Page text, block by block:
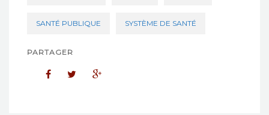
SANTÉ PUBLIQUE SYSTÈME DE SANTÉ
PARTAGER